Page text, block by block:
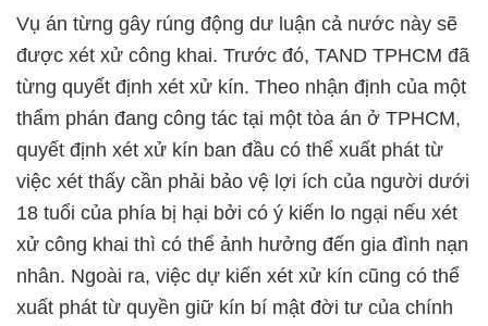
Vụ án từng gây rúng động dư luận cả nước này sẽ
được xét xử công khai. Trước đó, TAND TPHCM đã
từng quyết định xét xử kín. Theo nhận định của một
thẩm phán đang công tác tại một tòa án ở TPHCM,
quyết định xét xử kín ban đầu có thể xuất phát từ
việc xét thấy cần phải bảo vệ lợi ích của người dưới
18 tuổi của phía bị hại bởi có ý kiến lo ngại nếu xét
xử công khai thì có thể ảnh hưởng đến gia đình nạn
nhân. Ngoài ra, việc dự kiến xét xử kín cũng có thể
xuất phát từ quyền giữ kín bí mật đời tư của chính